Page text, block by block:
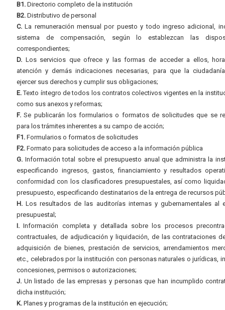
B1. Directorio completo de la institución
B2. Distributivo de personal
C. La remuneración mensual por puesto y todo ingreso adicional,
sistema de compensación, según lo establezcan las
correspondientes;
D. Los servicios que ofrece y las formas de acceder a ellos,
atención y demás indicaciones necesarias, para que la
ejercer sus derechos y cumplir sus obligaciones;
E.Texto íntegro de todos los contratos colectivos vigentes en la
como sus anexos y reformas;
F. Se publicarán los formularios o formatos de solicitudes que se
para los trámites inherentes a su campo de acción;
F1. Formularios o formatos de solicitudes
F2. Formato para solicitudes de acceso a la información pública
G. Información total sobre el presupuesto anual que administra la
especificando ingresos, gastos, financiamiento y resultados
conformidad con los clasificadores presupuestales, así como
presupuesto, especificando destinatarios de la entrega de recursos
H. Los resultados de las auditorías internas y gubernamentales al
presupuestal;
I. Información completa y detallada sobre los procesos
contractuales, de adjudicación y liquidación, de las contrataciones
adquisición de bienes, prestación de servicios, arrendamientos
etc., celebrados por la institución con personas naturales o jurídicas,
concesiones, permisos o autorizaciones;
J. Un listado de las empresas y personas que han incumplido
dicha institución;
K. Planes y programas de la institución en ejecución;